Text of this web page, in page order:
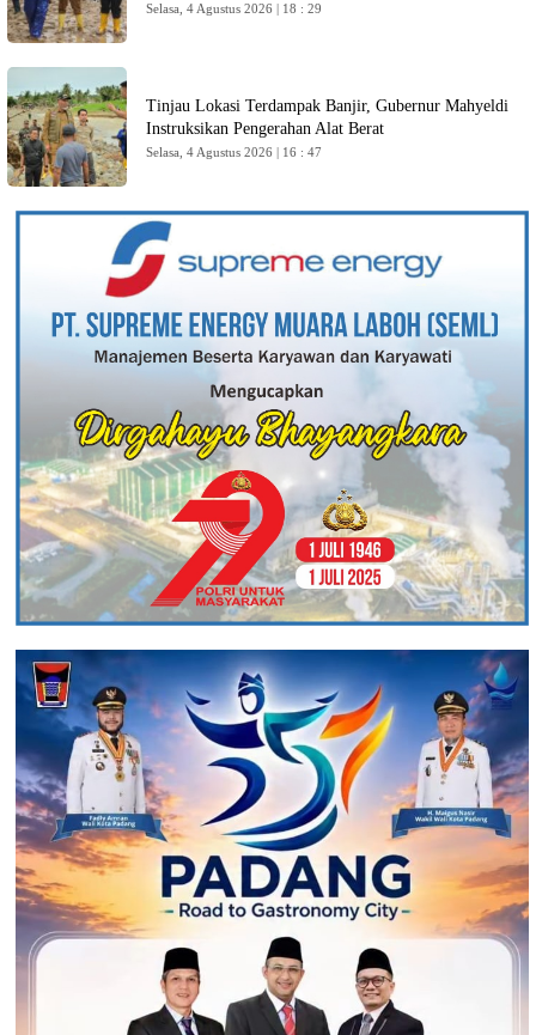
Selasa, 4 Agustus 2026 | 18 : 29
Tinjau Lokasi Terdampak Banjir, Gubernur Mahyeldi
Instruksikan Pengerahan Alat Berat
Selasa, 4 Agustus 2026 | 16 : 47